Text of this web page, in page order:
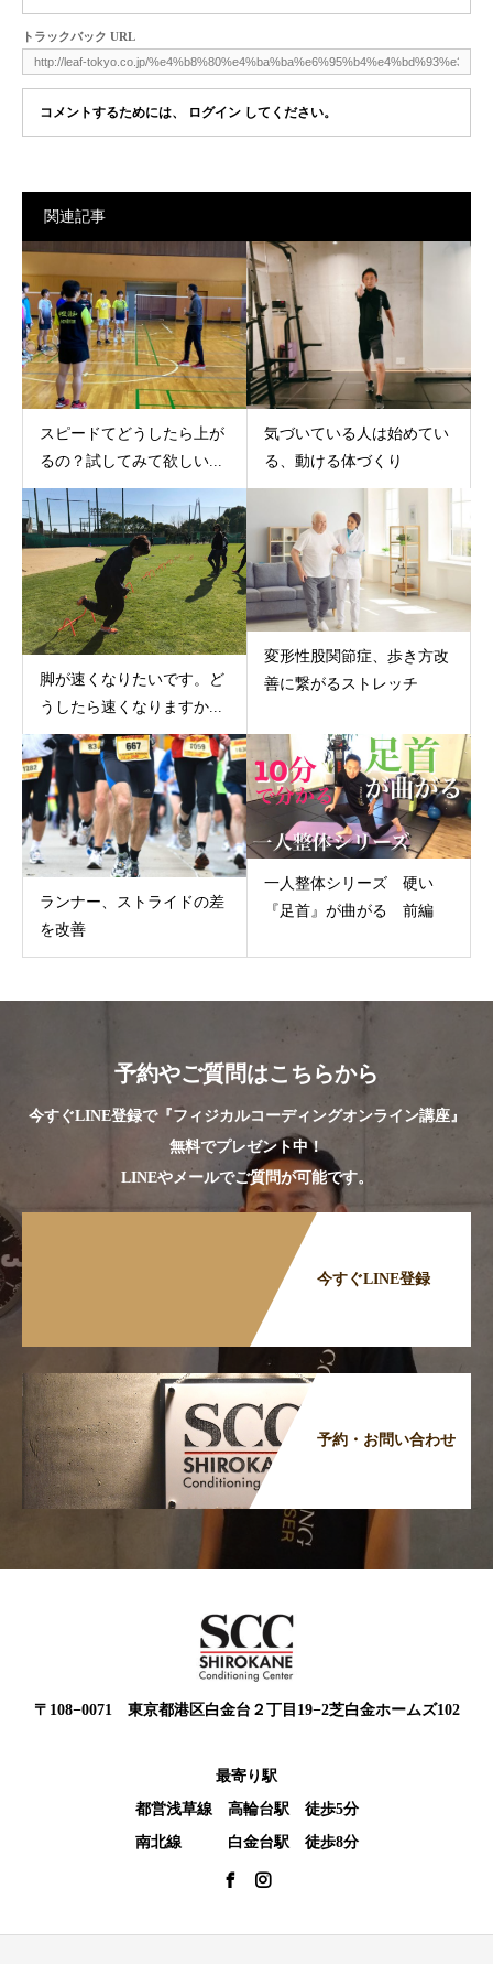
トラックバック URL
コメントするためには、 ログイン してください。
関連記事
スピードてどうしたら上が
るの？試してみて欲しい...
気づいている人は始めてい
る、動ける体づくり
脚が速くなりたいです。ど
うしたら速くなりますか...
変形性股関節症、歩き方改
善に繋がるストレッチ
ランナー、ストライドの差
を改善
一人整体シリーズ 硬い
『足首』が曲がる 前編
予約やご質問はこちらから
今すぐLINE登録で『フィジカルコーディングオンライン講座』
無料でプレゼント中！
LINEやメールでご質問が可能です。
今すぐLINE登録
予約・お問い合わせ
〒108−0071 東京都港区白金台２丁目19−2芝白金ホームズ102
最寄り駅
都営浅草線 高輪台駅 徒歩5分
南北線 白金台駅 徒歩8分